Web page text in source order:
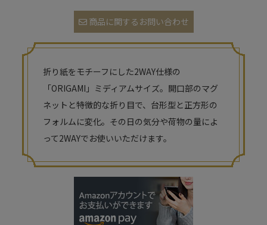
商品に関するお問い合わせ
折り紙をモチーフにした2WAY仕様の
「ORIGAMI」ミディアムサイズ。開口部のマグ
ネットと特徴的な折り目で、台形型と正方形の
フォルムに変化。その日の気分や荷物の量によ
って2WAYでお使いいただけます。